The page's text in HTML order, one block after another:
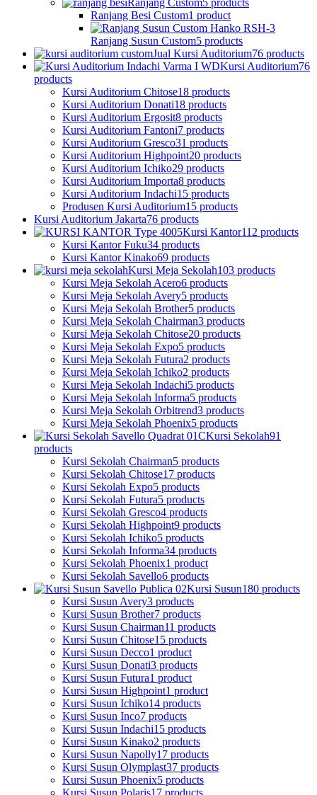
Ranjang Besi Custom1 product
Ranjang Susun Custom5 products
Jual Kursi Auditorium76 products
Kursi Auditorium76
products
Kursi Auditorium Chitose18 products
Kursi Auditorium Donati18 products
Kursi Auditorium Ergosit8 products
Kursi Auditorium Fantoni7 products
Kursi Auditorium Gresco31 products
Kursi Auditorium Highpoint20 products
Kursi Auditorium Ichiko29 products
Kursi Auditorium Importa8 products
Kursi Auditorium Indachi15 products
Produsen Kursi Auditorium15 products
Kursi Auditorium Jakarta76 products
Kursi Kantor112 products
Kursi Kantor Fuku34 products
Kursi Kantor Kinako69 products
Kursi Meja Sekolah103 products
Kursi Meja Sekolah Acero6 products
Kursi Meja Sekolah Avery5 products
Kursi Meja Sekolah Brother5 products
Kursi Meja Sekolah Chairman3 products
Kursi Meja Sekolah Chitose20 products
Kursi Meja Sekolah Expo5 products
Kursi Meja Sekolah Futura2 products
Kursi Meja Sekolah Ichiko2 products
Kursi Meja Sekolah Indachi5 products
Kursi Meja Sekolah Informa5 products
Kursi Meja Sekolah Orbitrend3 products
Kursi Meja Sekolah Phoenix5 products
Kursi Sekolah91
products
Kursi Sekolah Chairman5 products
Kursi Sekolah Chitose17 products
Kursi Sekolah Expo5 products
Kursi Sekolah Futura5 products
Kursi Sekolah Gresco4 products
Kursi Sekolah Highpoint9 products
Kursi Sekolah Ichiko5 products
Kursi Sekolah Informa34 products
Kursi Sekolah Phoenix1 product
Kursi Sekolah Savello6 products
Kursi Susun180 products
Kursi Susun Avery3 products
Kursi Susun Brother7 products
Kursi Susun Chairman11 products
Kursi Susun Chitose15 products
Kursi Susun Decco1 product
Kursi Susun Donati3 products
Kursi Susun Futura1 product
Kursi Susun Highpoint1 product
Kursi Susun Ichiko14 products
Kursi Susun Inco7 products
Kursi Susun Indachi15 products
Kursi Susun Kinako2 products
Kursi Susun Napolly17 products
Kursi Susun Olymplast37 products
Kursi Susun Phoenix5 products
Kursi Susun Polaris17 products